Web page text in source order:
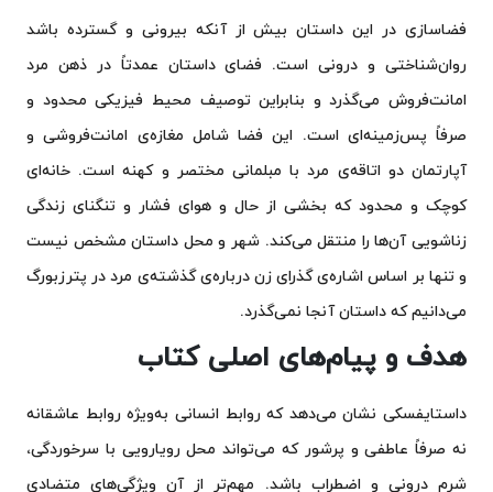
فضاسازی در این داستان بیش از آنکه بیرونی و گسترده باشد
روان‌شناختی و درونی است. فضای داستان عمدتاً در ذهن مرد
امانت‌فروش می‌گذرد و بنابراین توصیف محیط فیزیکی محدود و
صرفاً پس‌زمینه‌ای است. این فضا شامل مغازه‌ی امانت‌فروشی و
آپارتمان دو اتاقه‌ی مرد با مبلمانی مختصر و کهنه است. خانه‌ای
کوچک و محدود که بخشی از حال و هوای فشار و تنگنای زندگی
زناشویی آن‌ها را منتقل می‌کند. شهر و محل داستان مشخص نیست
و تنها بر اساس اشاره‌ی گذرای زن درباره‌ی گذشته‌ی مرد در پترزبورگ
می‌دانیم که داستان آنجا نمی‌گذرد.
هدف و پیام‌های اصلی کتاب
داستایفسکی نشان می‌دهد که روابط انسانی به‌ویژه روابط عاشقانه
نه صرفاً عاطفی و پرشور که می‌تواند محل رویارویی با سرخوردگی،
شرم درونی و اضطراب باشد. مهم‌تر از آن ویژگی‌های متضادی